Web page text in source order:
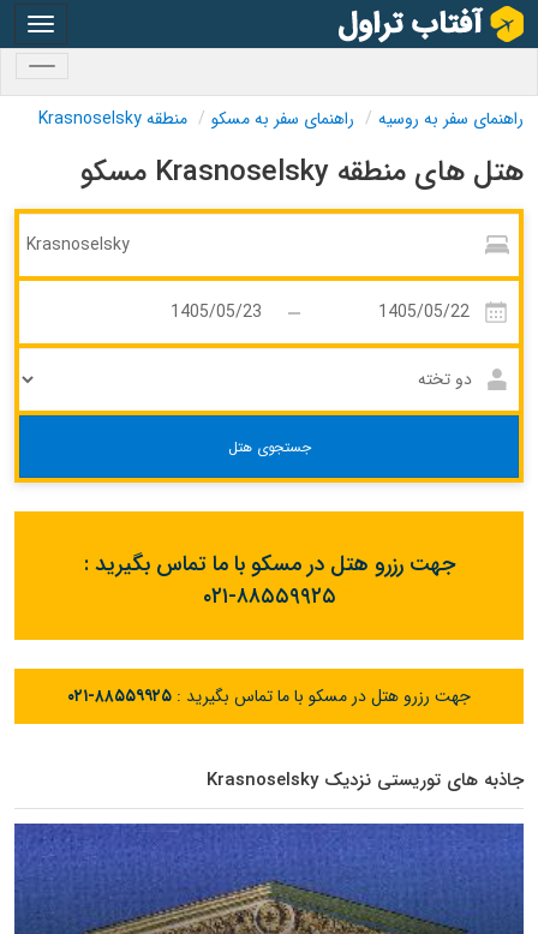
راهنمای سفر به روسیه راهنمای سفر به مسکو منطقه Krasnoselsky
هتل های منطقه Krasnoselsky مسکو
جستجوی هتل
جهت رزرو هتل در مسکو با ما تماس بگیرید :
۰۲۱-۸۸۵۵۹۹۲۵
جهت رزرو هتل در مسکو با ما تماس بگیرید : ۰۲۱-۸۸۵۵۹۹۲۵
جاذبه های توریستی نزدیک Krasnoselsky